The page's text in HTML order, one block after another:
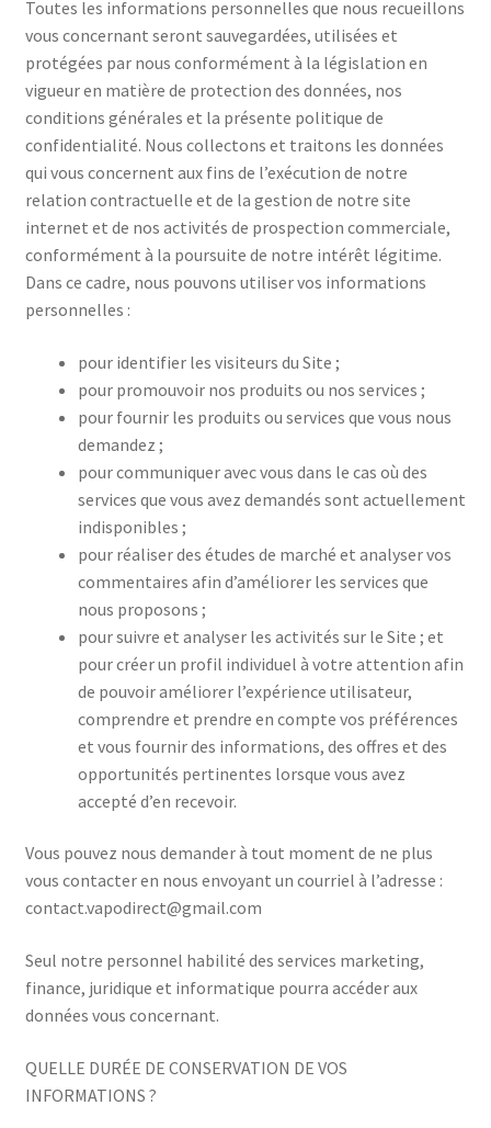
Toutes les informations personnelles que nous recueillons
vous concernant seront sauvegardées, utilisées et
protégées par nous conformément à la législation en
vigueur en matière de protection des données, nos
conditions générales et la présente politique de
confidentialité. Nous collectons et traitons les données
qui vous concernent aux fins de l’exécution de notre
relation contractuelle et de la gestion de notre site
internet et de nos activités de prospection commerciale,
conformément à la poursuite de notre intérêt légitime.
Dans ce cadre, nous pouvons utiliser vos informations
personnelles :
pour identifier les visiteurs du Site ;
pour promouvoir nos produits ou nos services ;
pour fournir les produits ou services que vous nous
demandez ;
pour communiquer avec vous dans le cas où des
services que vous avez demandés sont actuellement
indisponibles ;
pour réaliser des études de marché et analyser vos
commentaires afin d’améliorer les services que
nous proposons ;
pour suivre et analyser les activités sur le Site ; et
pour créer un profil individuel à votre attention afin
de pouvoir améliorer l’expérience utilisateur,
comprendre et prendre en compte vos préférences
et vous fournir des informations, des offres et des
opportunités pertinentes lorsque vous avez
accepté d’en recevoir.
Vous pouvez nous demander à tout moment de ne plus
vous contacter en nous envoyant un courriel à l’adresse :
contact.vapodirect@gmail.com
Seul notre personnel habilité des services marketing,
finance, juridique et informatique pourra accéder aux
données vous concernant.
QUELLE DURÉE DE CONSERVATION DE VOS
INFORMATIONS ?